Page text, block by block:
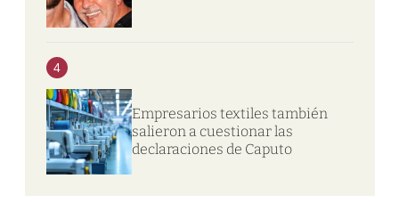
4
Empresarios textiles también
salieron a cuestionar las
declaraciones de Caputo